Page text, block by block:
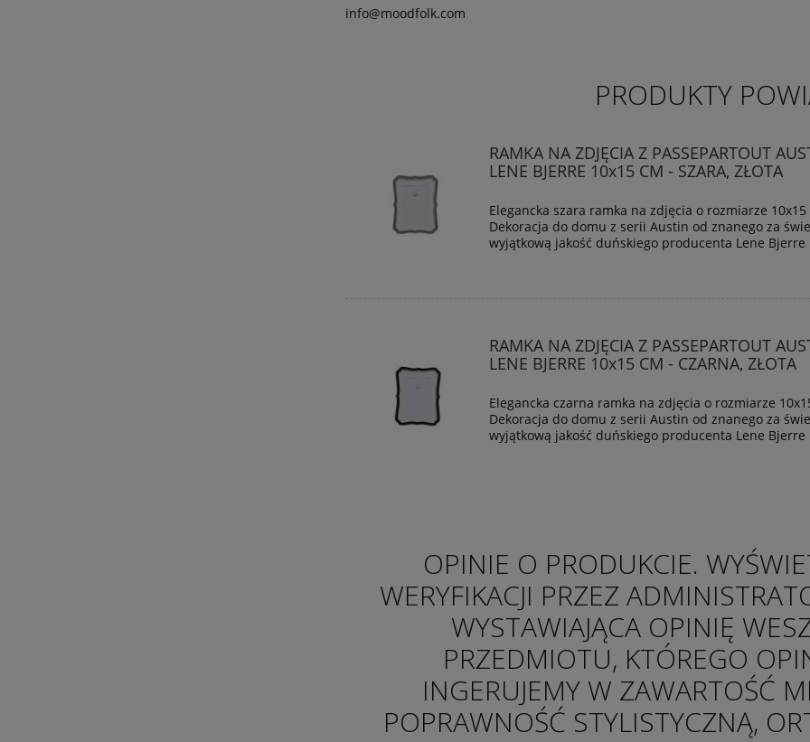
info@moodfolk.com
PRODUKTY
RAMKA NA ZDJĘCIA Z PASSEPARTOUT
LENE BJERRE 10x15 CM - SZARA, ZŁOTA
Elegancka szara ramka na zdjęcia o rozmiarze 10x15
Dekoracja do domu z serii Austin od znanego za
wyjątkową jakość duńskiego producenta Lene Bjerre
RAMKA NA ZDJĘCIA Z PASSEPARTOUT
LENE BJERRE 10x15 CM - CZARNA, ZŁOTA
Elegancka czarna ramka na zdjęcia o rozmiarze
Dekoracja do domu z serii Austin od znanego za
wyjątkową jakość duńskiego producenta Lene Bjerre
OPINIE O PRODUKCIE.
WERYFIKACJI PRZEZ
WYSTAWIAJĄCA OPINIĘ
PRZEDMIOTU, KTÓREGO
INGERUJEMY W ZAWARTOŚĆ
POPRAWNOŚĆ STYLISTYCZNĄ,